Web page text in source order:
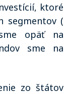
ktoré
segmentov (
opäť na
sme na
zo štátov